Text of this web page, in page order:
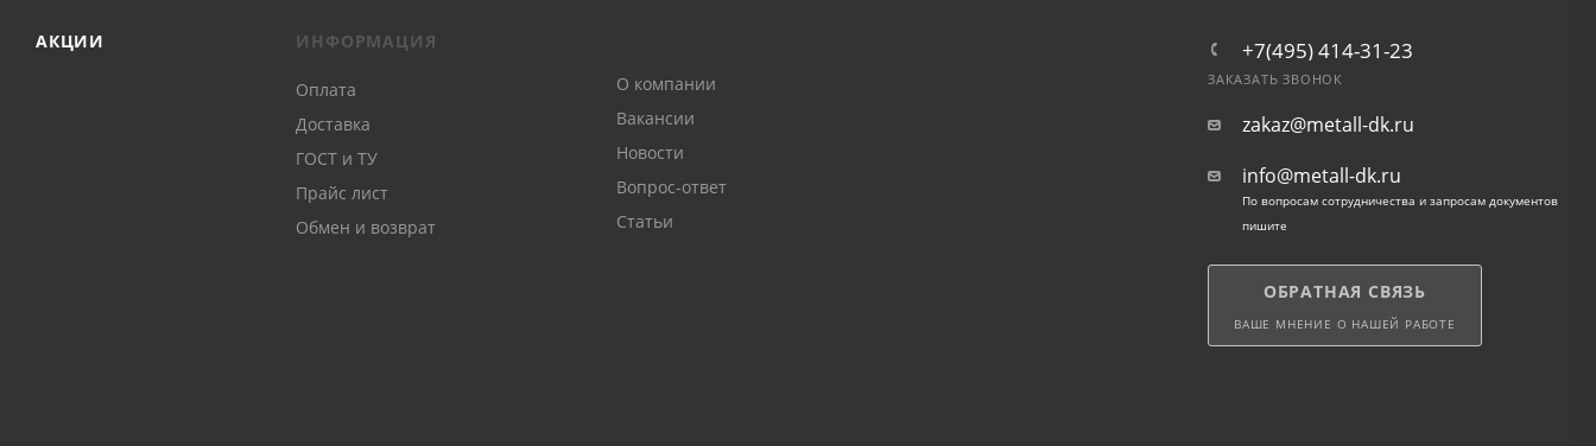
АКЦИИ ИНФОРМАЦИЯ
Оплата
Доставка
ГОСТ и ТУ
Прайс лист
Обмен и возврат
О компании
Вакансии
Новости
Вопрос-ответ
Статьи
+7(495) 414-31-23
ЗАКАЗАТЬ ЗВОНОК
zakaz@metall-dk.ru
info@metall-dk.ru
По вопросам сотрудничества и запросам документов
пишите
ОБРАТНАЯ СВЯЗЬ
ВАШЕ МНЕНИЕ О НАШЕЙ РАБОТЕ